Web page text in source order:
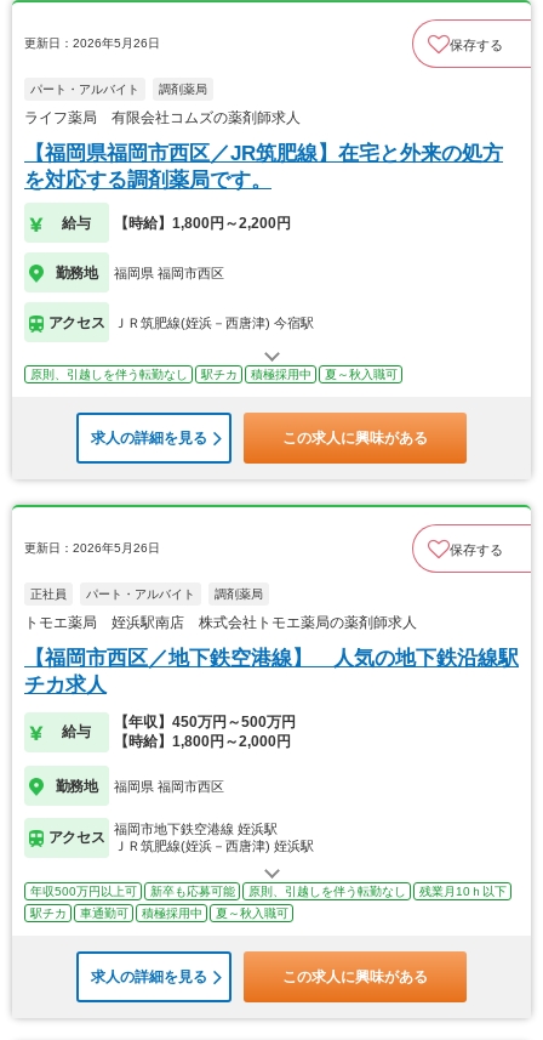
更新日：2026年5月26日 保存する
パート・アルバイト 調剤薬局
ライフ薬局 有限会社コムズの薬剤師求人
【福岡県福岡市西区／JR筑肥線】在宅と外来の処方
を対応する調剤薬局です。
給与 【時給】1,800円～2,200円
勤務地 福岡県 福岡市西区
アクセス ＪＲ筑肥線(姪浜－西唐津) 今宿駅
原則、引越しを伴う転勤なし 駅チカ 積極採用中 夏～秋入職可
求人の詳細を見る この求人に興味がある
更新日：2026年5月26日 保存する
正社員 パート・アルバイト 調剤薬局
トモエ薬局 姪浜駅南店 株式会社トモエ薬局の薬剤師求人
【福岡市西区／地下鉄空港線】 人気の地下鉄沿線駅
チカ求人
給与
【年収】450万円～500万円
【時給】1,800円～2,000円
勤務地 福岡県 福岡市西区
アクセス
福岡市地下鉄空港線 姪浜駅
ＪＲ筑肥線(姪浜－西唐津) 姪浜駅
年収500万円以上可 新卒も応募可能 原則、引越しを伴う転勤なし
残業月10ｈ以下
駅チカ
車通勤可 積極採用中 夏～秋入職可
求人の詳細を見る この求人に興味がある